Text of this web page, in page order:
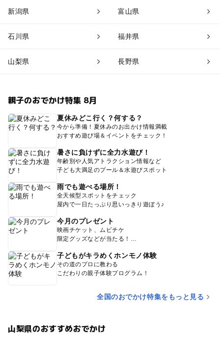
新潟県 富山県
石川県 福井県
山梨県 長野県
親子のおでかけ特集 8月
夏休みどこ行く？何する？
今から準備！夏休みのお出かけ情報満載
おすすめ遊び場＆イベントをチェック！
暑さに負けずに全力水遊び！
年齢別や人気アトラクション情報など
子ども大満足のプール＆水遊びスポット
雨でも遊べる場所！
全天候型スポットをチェック
屋内で一日たっぷり思いっきり遊ぼう♪
今月のプレゼント
映画チケット、ムビチケ
限定グッズなどが当たる！
子どもがキラめくホンモノ体験
その道のプロに教わる
こだわりの親子体験プログラム！
全国のおでかけ特集をもっと見る
山梨県のおすすめおでかけ